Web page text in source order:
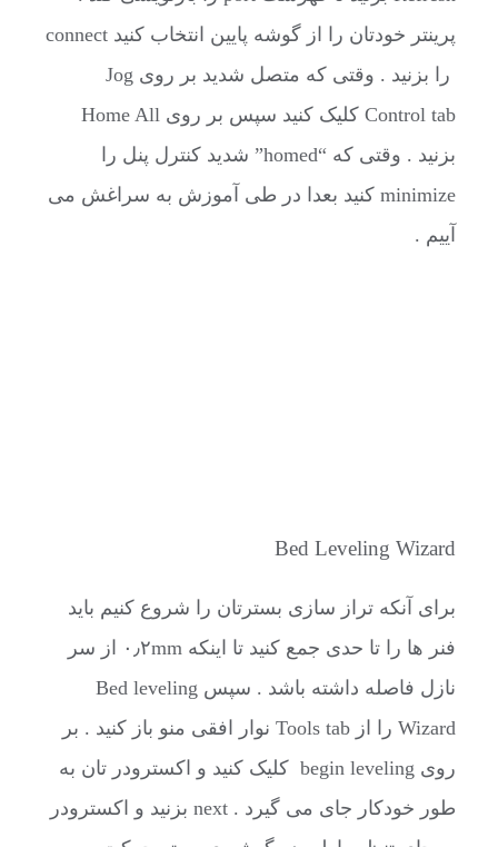
پرینتر خودتان را از گوشه پایین انتخاب کنید connect
را بزنید . وقتی که متصل شدید بر روی Jog
Control tab کلیک کنید سپس بر روی Home All
بزنید . وقتی که “homed” شدید کنترل پنل را
minimize کنید بعدا در طی آموزش به سراغش می
آییم .
Bed Leveling Wizard
برای آنکه تراز سازی بسترتان را شروع کنیم باید
فنر ها را تا حدی جمع کنید تا اینکه ۰٫۲mm از سر
نازل فاصله داشته باشد . سپس Bed leveling
Wizard را از Tools tab نوار افقی منو باز کنید . بر
روی begin leveling کلیک کنید و اکسترودر تان به
طور خودکار جای می گیرد . next بزنید و اکسترودر